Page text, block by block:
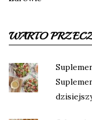
WARTO